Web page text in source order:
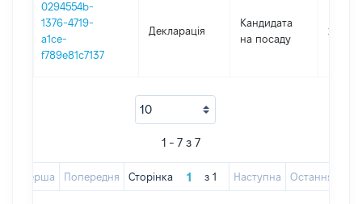
0294554b-
1376-4719-
a1ce-
f789e81c7137
Декларація
Кандидата
на посаду
2019
1 - 7 з 7
Перша Попередня Сторінка з 1 Наступна Остання